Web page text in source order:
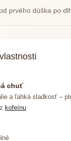
prvého dúška po
chuť
a ľahká sladkosť –
kofeínu